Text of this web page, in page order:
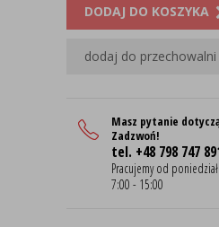
DODAJ DO KOSZYKA
dodaj do przechowalni
Masz pytanie
Zadzwoń!
tel. +48 798 747
Pracujemy od
7:00 - 15:00